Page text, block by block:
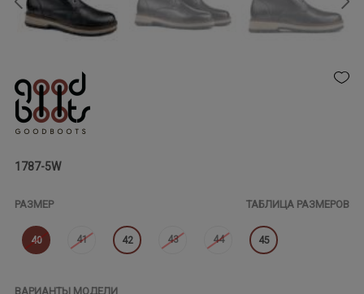
1787-5W
РАЗМЕР ТАБЛИЦА РАЗМЕРОВ
40 41 42 43 44 45
ВАРИАНТЫ МОДЕЛИ